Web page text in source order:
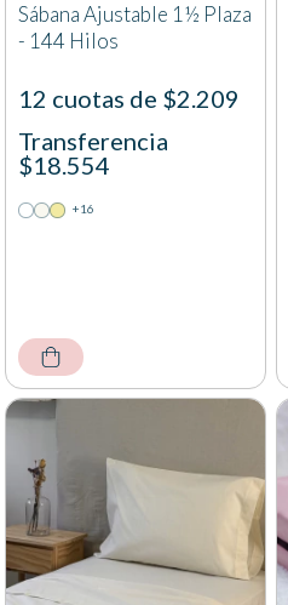
Sábana Ajustable 1½ Plaza
- 144 Hilos
12 cuotas de $2.209
Transferencia
$18.554
+16